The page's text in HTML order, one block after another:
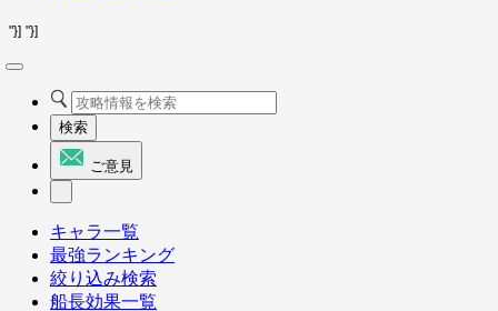
"}] "}]
検索
ご意見
キャラ一覧
最強ランキング
絞り込み検索
船長効果一覧